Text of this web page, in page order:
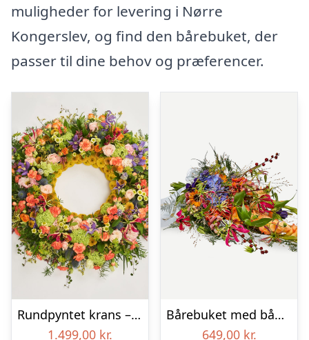
muligheder for levering i Nørre
Kongerslev, og find den bårebuket, der
passer til dine behov og præferencer.
Rundpyntet krans – Et farverigt farvel
1.499,00 kr.
Bårebuket med bånd – Et farverigt farvel
649,00 kr.